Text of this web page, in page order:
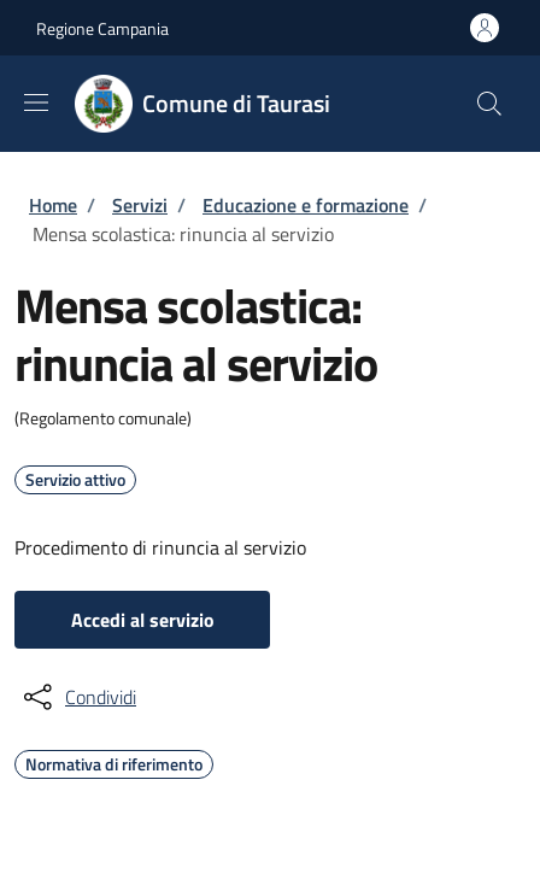
Regione Campania
Comune di Taurasi
Briciole di pane
Home / Servizi / Educazione e formazione /
Mensa scolastica: rinuncia al servizio
Mensa scolastica:
rinuncia al servizio
(Regolamento comunale)
Servizio attivo
Procedimento di rinuncia al servizio
Accedi al servizio
Condividi
Normativa di riferimento